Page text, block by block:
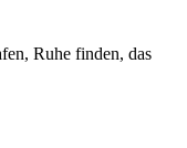
Ruhe finden, das